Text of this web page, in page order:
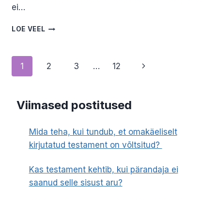
ei…
LOE VEEL KUIDAS
KASVAMA
Page
1 2 3 … 12
Next
Viimased postitused
Mida teha, kui tundub, et omakäeliselt
kirjutatud testament on võltsitud?
Kas testament kehtib, kui pärandaja ei
saanud selle sisust aru?